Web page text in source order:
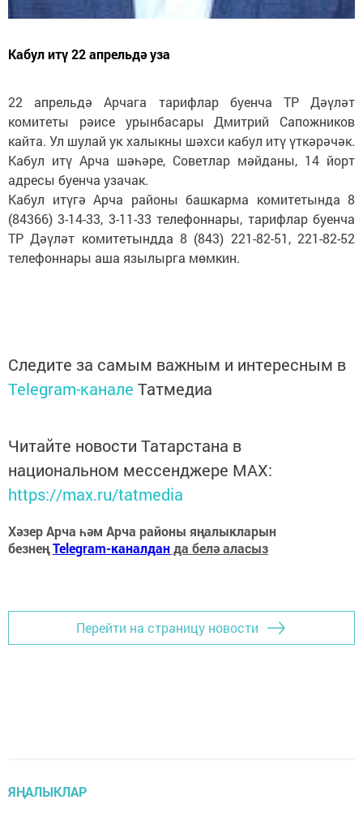
Кабул итү 22 апрельдә уза
22 апрельдә Арчага тарифлар буенча ТР Дәүләт
комитеты рәисе урынбасары Дмитрий Сапожников
кайта. Ул шулай ук халыкны шәхси кабул итү үткәрәчәк.
Кабул итү Арча шәһәре, Советлар мәйданы, 14 йорт
адресы буенча узачак.
Кабул итүгә Арча районы башкарма комитетында 8
(84366) 3-14-33, 3-11-33 телефоннары, тарифлар буенча
ТР Дәүләт комитетындда 8 (843) 221-82-51, 221-82-52
телефоннары аша язылырга мөмкин.
Следите за самым важным и интересным в
Telegram-канале Татмедиа
Читайте новости Татарстана в
национальном мессенджере MАХ:
https://max.ru/tatmedia
Хәзер Арча һәм Арча районы яңалыкларын
безнеңTelegram-каналданда белә аласыз
Перейти на страницу новости
ЯҢАЛЫКЛАР